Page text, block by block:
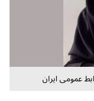
عمومی ایران